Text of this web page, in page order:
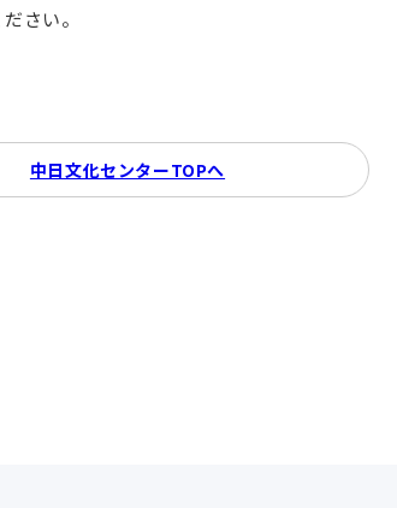
さい。
中日文化センターTOPへ